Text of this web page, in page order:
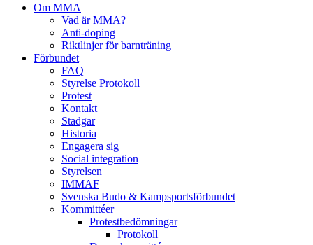
Om MMA
Vad är MMA?
Anti-doping
Riktlinjer för barnträning
Förbundet
FAQ
Styrelse Protokoll
Protest
Kontakt
Stadgar
Historia
Engagera sig
Social integration
Styrelsen
IMMAF
Svenska Budo & Kampsportsförbundet
Kommittéer
Protestbedömningar
Protokoll